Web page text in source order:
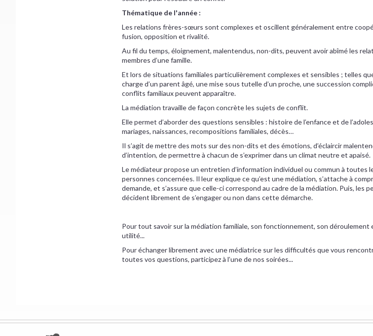
Thématique de l'année :
Les relations frères-sœurs sont complexes et oscillent généralement entre
fusion, opposition et rivalité.
Au fil du temps, éloignement, malentendus, non-dits, peuvent avoir abîmé les
membres d’une famille.
Et lors de situations familiales particulièrement complexes et sensibles ; telles
charge d’un parent âgé, une mise sous tutelle d’un proche, une succession
conflits familiaux peuvent apparaître.
La médiation travaille de façon concrète les sujets de conflit.
Elle permet d’aborder des questions sensibles : histoire de l’enfance et de
mariages, naissances, recompositions familiales, décès…
Il s’agit de mettre des mots sur des non-dits et des émotions, d’éclaircir
d’intention, de permettre à chacun de s’exprimer dans un climat neutre et apaisé.
Le médiateur propose un entretien d’information individuel ou commun à toutes
personnes concernées. Il leur explique ce qu’est une médiation, s’attache à
demande, et s’assure que celle-ci correspond au cadre de la médiation. Puis, les
décident librement de s’engager ou non dans cette démarche.
Pour tout savoir sur la médiation familiale, son fonctionnement, son déroulement
utilité...
Pour échanger librement avec une médiatrice sur les difficultés que vous
toutes vos questions, participez à l’une de nos soirées...